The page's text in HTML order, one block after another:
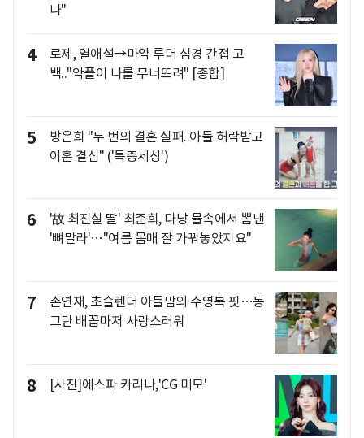
나"
4
로제, 열애설→마약 루머 심경 간접 고
백.."악플이 나를 무너뜨려" [종합]
5
방은희 "두 번의 결혼 실패..아들 허락받고
이혼 결심" ('특종세상')
6
'故 최진실 딸' 최준희, 다낭 물속에서 뽐낸
'뼈말라'…"여름 몸매 잘 가꿔놓았지요"
7
손연재, 초슬렌더 아들맘의 수영복 핏…동
그란 배꼽마저 사랑스러워
8 [사진]에스파 카리나,'CG 미모'